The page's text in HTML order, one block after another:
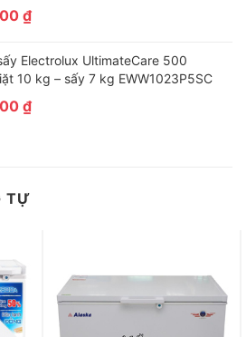
₫
Electrolux UltimateCare 500
10 kg – sấy 7 kg EWW1023P5SC
₫
TỰ